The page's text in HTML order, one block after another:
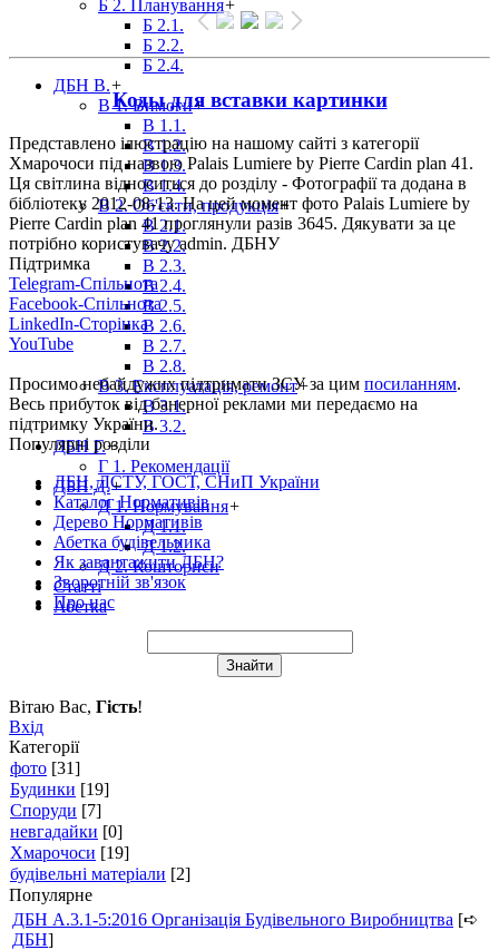
Б 2. Планування+
Б 2.1.
Б 2.2.
Б 2.4.
ДБН В.+
В 1. Вимоги+
В 1.1.
В 1.2.
В 1.3.
В 1.4.
В 2. Об'єкти, продукція+
В 2.1.
В 2.2.
В 2.3.
В 2.4.
В 2.5.
В 2.6.
В 2.7.
В 2.8.
В 3. Експлуатація, ремонт+
В 3.1.
В 3.2.
ДБН Г.+
Г 1. Рекомендації
ДБН Д.+
Д 1. Нормування+
Д 1.1.
Д 1.2.
Д 2. Кошториси
Статті
Абетка
Коды для вставки картинки
Представлено ілюстрацію на нашому сайті з категорії
Хмарочоси під назвою Palais Lumiere by Pierre Cardin plan 41.
Ця світлина відноситься до розділу - Фотографії та додана в
бібліотеку 2012-08-13. На цей момент фото Palais Lumiere by
Pierre Cardin plan 41 проглянули разів 3645. Дякувати за це
потрібно користувачу admin. ДБНУ
Підтримка
Telegram-Спільнота
Facebook-Спільнота
LinkedIn-Сторінка
YouTube
Просимо небайдужих підтримати ЗСУ за цим посиланням.
Весь прибуток від банерної реклами ми передаємо на
підтримку України.
Популярні розділи
ДБН, ДСТУ, ГОСТ, СНиП України
Каталог Нормативів
Дерево Нормативів
Абетка будівельника
Як завантажити ДБН?
Зворотній зв'язок
Про нас
Вітаю Вас, Гість!
Вхід
Категорії
фото [31]
Будинки [19]
Споруди [7]
невгадайки [0]
Хмарочоси [19]
будівельні матеріали [2]
Популярне
ДБН А.3.1-5:2016 Організація Будівельного Виробництва [➪
ДБН]